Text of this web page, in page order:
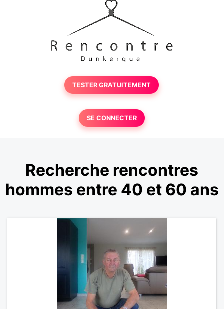
TESTER GRATUITEMENT
SE CONNECTER
Recherche rencontres
hommes entre 40 et 60 ans